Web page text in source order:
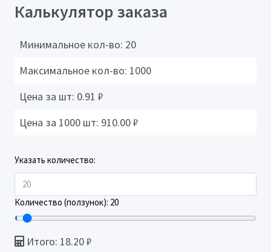
Калькулятор заказа
Минимальное кол-во: 20
Максимальное кол-во: 1000
Цена за шт: 0.91 ₽
Цена за 1000 шт: 910.00₽
Указать количество:
Количество (ползунок): 20
Итого: 18.20₽